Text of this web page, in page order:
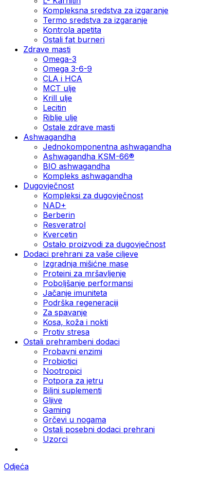
Kompleksna sredstva za izgaranje
Termo sredstva za izgaranje
Kontrola apetita
Ostali fat burneri
Zdrave masti
Omega-3
Omega 3-6-9
CLA i HCA
MCT ulje
Krill ulje
Lecitin
Riblje ulje
Ostale zdrave masti
Ashwagandha
Jednokomponentna ashwagandha
Ashwagandha KSM-66®
BIO ashwagandha
Kompleks ashwagandha
Dugovječnost
Kompleksi za dugovječnost
NAD+
Berberin
Resveratrol
Kvercetin
Ostalo proizvodi za dugovječnost
Dodaci prehrani za vaše ciljeve
Izgradnja mišićne mase
Proteini za mršavljenje
Poboljšanje performansi
Jačanje imuniteta
Podrška regeneraciji
Za spavanje
Kosa, koža i nokti
Protiv stresa
Ostali prehrambeni dodaci
Probavni enzimi
Probiotici
Nootropici
Potpora za jetru
Biljni suplementi
Gljive
Gaming
Grčevi u nogama
Ostali posebni dodaci prehrani
Uzorci
Odjeća